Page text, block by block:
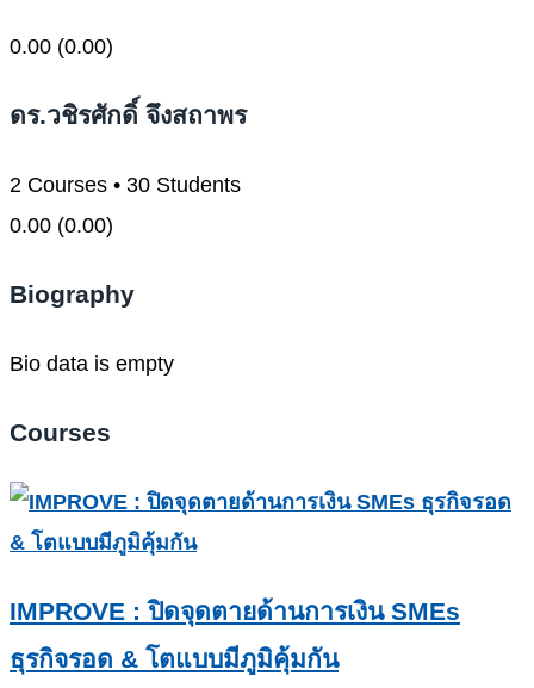
0.00 (0.00)
ดร.วชิรศักดิ์ จึงสถาพร
2 Courses • 30 Students
0.00 (0.00)
Biography
Bio data is empty
Courses
IMPROVE : ปิดจุดตายด้านการเงิน SMEs
ธุรกิจรอด & โตแบบมีภูมิคุ้มกัน